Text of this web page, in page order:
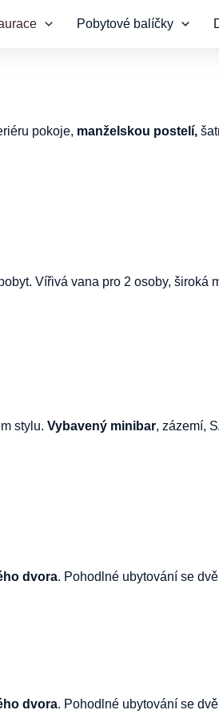
Pobytové balíčky
pokoje, manželskou postelí,
Vířivá vana pro 2 osoby, široká
stylu. Vybavený minibar, zázemí,
dvora. Pohodlné ubytování se
dvora. Pohodlné ubytování se